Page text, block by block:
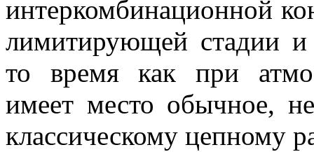
интеркомбинационной
лимитирующей стадии и
то время как при
имеет место обычное,
классическому цепному